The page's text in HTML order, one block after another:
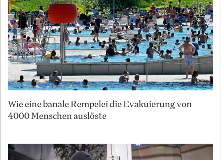
Wie eine banale Rempelei die Evakuierung von
4000 Menschen auslöste